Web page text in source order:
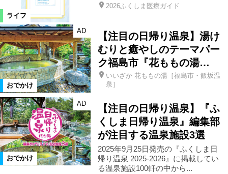
ライフ
2026ふくしま医療ガイド
おでかけ
AD
【注目の日帰り温泉】湯け
むりと癒やしのテーマパー
ク福島市『花ももの湯…
いいざか 花ももの湯［福島市・飯坂温
泉］
おでかけ
AD
【注目の日帰り温泉】『ふ
くしま日帰り温泉』編集部
が注目する温泉施設3選
2025年9月25日発売の『ふくしま日
帰り温泉 2025-2026』に掲載してい
る温泉施設100軒の中から...